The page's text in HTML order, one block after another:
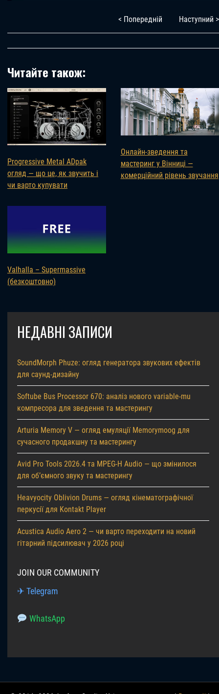
< Попередній Наступний >
Читайте також:
Progressive Metal ADpak
огляд — що це, як звучить і
чи варто купувати
Онлайн-зведення та
мастеринг у Вінниці —
комерційний рівень звучання
Valhalla – Supermassive
(безкоштовно)
НЕДАВНІ ЗАПИСИ
SoundMorph Phuze: огляд генератора звукових ефектів
для саунд-дизайну
Softube Bus Processor 670: аналіз нового variable-mu
компресора для зведення та мастерингу
Arturia Memory V — огляд емуляції Memorymoog для
сучасного продакшну та мастерингу
Avid Pro Tools 2026.4 та MPEG-H Audio — що змінилося
для об’ємного звуку та мастерингу
Heavyocity Oblivion Drums — огляд кінематографічної
перкусії для Kontakt Player
Acustica Audio Aero 2 — чи варто переходити на новий
гітарний підсилювач у 2026 році
JOIN OUR COMMUNITY
✈ Telegram
WhatsApp